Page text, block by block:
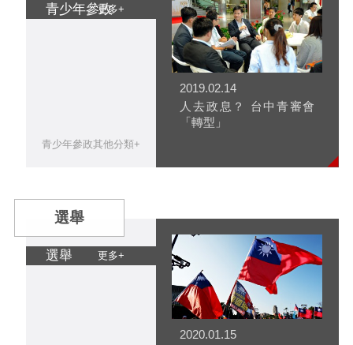
青少年參政
更多+
青少年參政其他分類+
2019.02.14
人去政息？ 台中青審會
「轉型」
選舉
選舉 更多+
2020.01.15